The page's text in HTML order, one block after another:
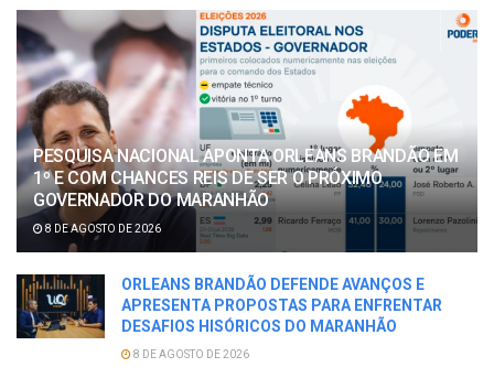
PESQUISA NACIONAL APONTA ORLEANS BRANDÃO EM
1º E COM CHANCES REIS DE SER O PRÓXIMO
GOVERNADOR DO MARANHÃO
8 DE AGOSTO DE 2026
ORLEANS BRANDÃO DEFENDE AVANÇOS E
APRESENTA PROPOSTAS PARA ENFRENTAR
DESAFIOS HISÓRICOS DO MARANHÃO
8 DE AGOSTO DE 2026